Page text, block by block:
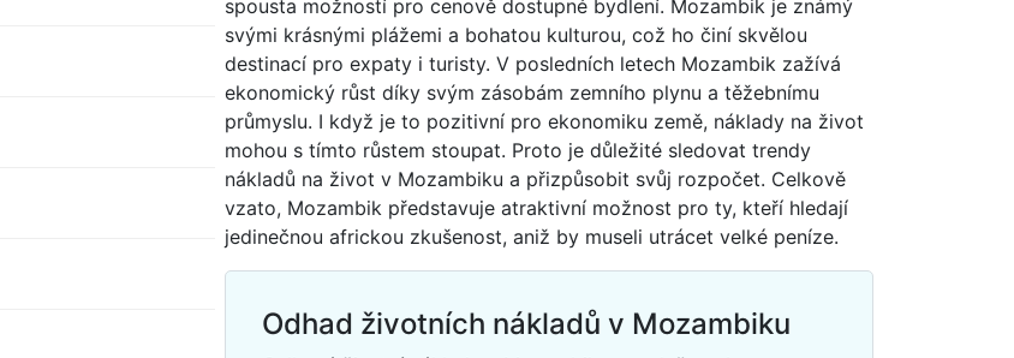
spousta možností pro cenově dostupné bydlení. Mozambik je známý
svými krásnými plážemi a bohatou kulturou, což ho činí skvělou
destinací pro expaty i turisty. V posledních letech Mozambik zažívá
ekonomický růst díky svým zásobám zemního plynu a těžebnímu
průmyslu. I když je to pozitivní pro ekonomiku země, náklady na život
mohou s tímto růstem stoupat. Proto je důležité sledovat trendy
nákladů na život v Mozambiku a přizpůsobit svůj rozpočet. Celkově
vzato, Mozambik představuje atraktivní možnost pro ty, kteří hledají
jedinečnou africkou zkušenost, aniž by museli utrácet velké peníze.
Odhad životních nákladů v Mozambiku